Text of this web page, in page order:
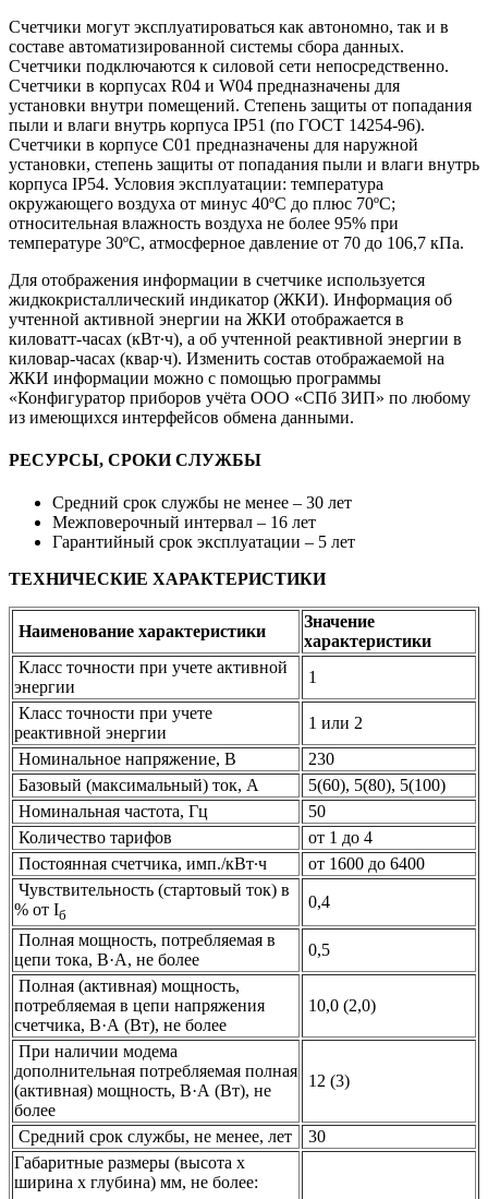
Счетчики могут эксплуатироваться как автономно, так и в
составе автоматизированной системы сбора данных.
Счетчики подключаются к силовой сети непосредственно.
Счетчики в корпусах R04 и W04 предназначены для
установки внутри помещений. Степень защиты от попадания
пыли и влаги внутрь корпуса IP51 (по ГОСТ 14254-96).
Счетчики в корпусе С01 предназначены для наружной
установки, степень защиты от попадания пыли и влаги внутрь
корпуса IP54. Условия эксплуатации: температура
окружающего воздуха от минус 40ºС до плюс 70ºС;
относительная влажность воздуха не более 95% при
температуре 30ºС, атмосферное давление от 70 до 106,7 кПа.
Для отображения информации в счетчике используется
жидкокристаллический индикатор (ЖКИ). Информация об
учтенной активной энергии на ЖКИ отображается в
киловатт-часах (кВт∙ч), а об учтенной реактивной энергии в
киловар-часах (квар∙ч). Изменить состав отображаемой на
ЖКИ информации можно с помощью программы
«Конфигуратор приборов учёта ООО «СПб ЗИП» по любому
из имеющихся интерфейсов обмена данными.
РЕСУРСЫ, СРОКИ СЛУЖБЫ
Средний срок службы не менее – 30 лет
Межповерочный интервал – 16 лет
Гарантийный срок эксплуатации – 5 лет
ТЕХНИЧЕСКИЕ ХАРАКТЕРИСТИКИ
Наименование характеристики
Значение
характеристики
Класс точности при учете активной
энергии
1
Класс точности при учете
реактивной энергии
1 или 2
Номинальное напряжение, В
230
Базовый (максимальный) ток, А
5(60), 5(80), 5(100)
Номинальная частота, Гц
50
Количество тарифов
от 1 до 4
Постоянная счетчика, имп./кВт∙ч
от 1600 до 6400
Чувствительность (стартовый ток) в
% от Iб
0,4
Полная мощность, потребляемая в
цепи тока, В·А, не более
0,5
Пoлнaя (активная) мoщнocть,
потребляемая в цепи напряжения
счетчика, В·А (Вт), не более
10,0 (2,0)
При наличии модема
дополнительная потребляемая полная
(активная) мощность, В·А (Вт), не
более
12 (3)
Средний срок службы, не менее, лет
30
Габаритные размеры (высота х
ширина х глубина) мм, не более: